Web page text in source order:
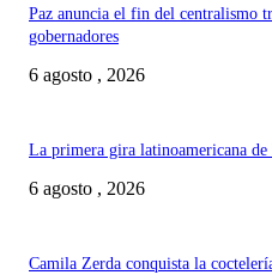
Paz anuncia el fin del centralismo
gobernadores
6 agosto , 2026
La primera gira latinoamericana
6 agosto , 2026
Camila Zerda conquista la